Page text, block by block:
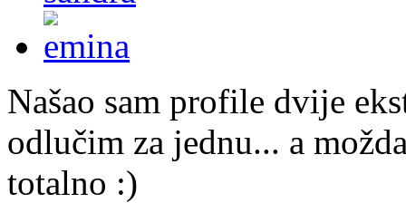
Našao sam profile dvije
odlučim za jednu... a
totalno :)